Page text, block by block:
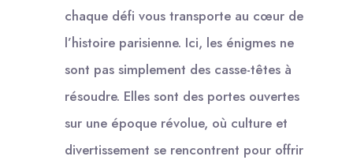
chaque défi vous transporte au cœur de
l’histoire parisienne. Ici, les énigmes ne
sont pas simplement des casse-têtes à
résoudre. Elles sont des portes ouvertes
sur une époque révolue, où culture et
divertissement se rencontrent pour offrir